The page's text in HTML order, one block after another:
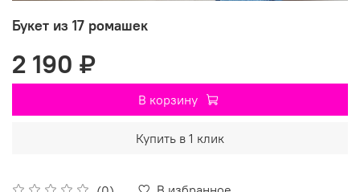
Букет из 17 ромашек
2 190 ₽
В корзину
Купить в 1 клик